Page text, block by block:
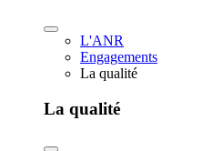
L'ANR
Engagements
La qualité
La qualité